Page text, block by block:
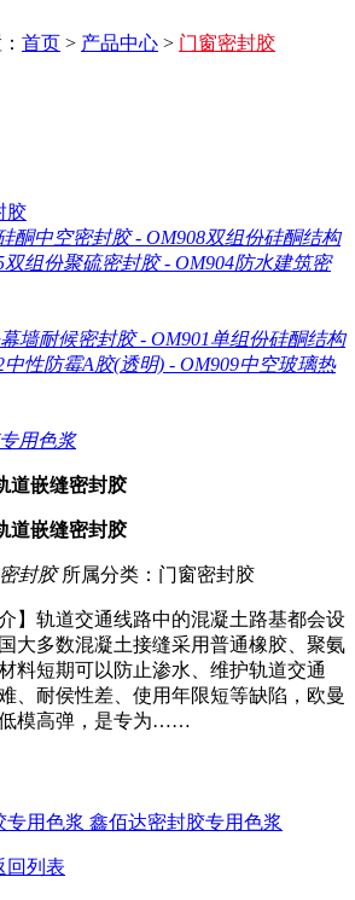
首页 > 产品中心 > 门窗密封胶
胶
酮中空密封胶 - OM908双组份硅酮结构
双组份聚硫密封胶 - OM904防水建筑密
墙耐候密封胶 - OM901单组份硅酮结构
中性防霉A胶(透明) - OM909中空玻璃热
用色浆
封胶 所属分类：门窗密封胶
介】轨道交通线路中的混凝土路基都会设
大多数混凝土接缝采用普通橡胶、聚氨
料短期可以防止渗水、维护轨道交通
、耐侯性差、使用年限短等缺陷，欧曼
模高弹，是专为……
鑫佰达密封胶专用色浆
回列表